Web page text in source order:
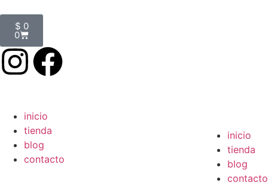
$ 0
0
inicio
tienda
blog
contacto
inicio
tienda
blog
contacto